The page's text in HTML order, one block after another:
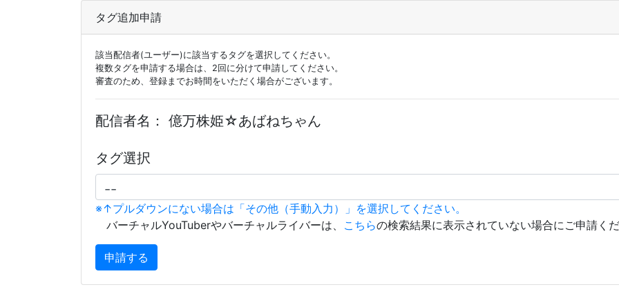
タグ追加申請
該当配信者(ユーザー)に該当するタグを選択してください。
複数タグを申請する場合は、2回に分けて申請してください。
審査のため、登録までお時間をいただく場合がございます。
配信者名： 億万株姫☆あばねちゃん
タグ選択
※↑プルダウンにない場合は「その他（手動入力）」を選択してください。
バーチャルYouTuberやバーチャルライバーは、 こちらの検索結果に表示されていない場合にご申請く
申請する